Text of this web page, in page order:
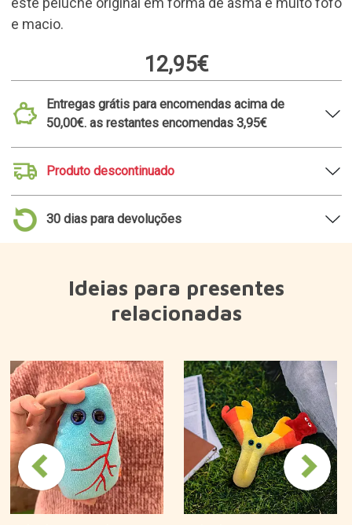
e macio.
12,95€
Entregas grátis para encomendas acima de
50,00€. as restantes encomendas 3,95€
Produto descontinuado
30 dias para devoluções
Ideias para presentes
relacionadas